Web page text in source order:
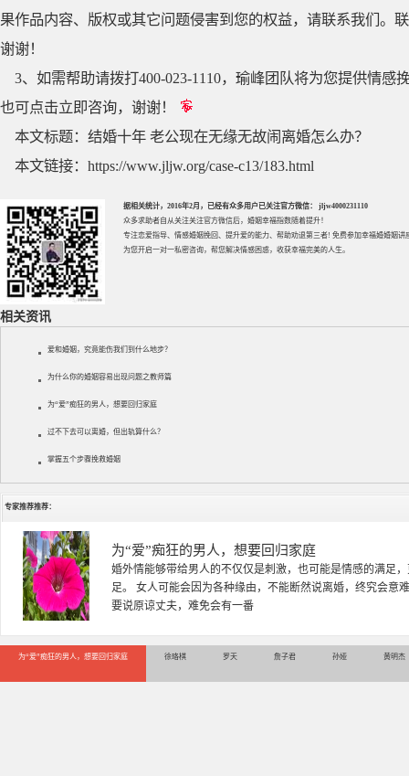
果作品内容、版权或其它问题侵害到您的权益，请联系我们。
谢谢！
3、如需帮助请拨打400-023-1110，瑜峰团队将为您提供情
也可点击立即咨询，谢谢！
本文标题： 结婚十年 老公现在无缘无故闹离婚怎么办？
本文链接： https://www.jljw.org/case-c13/183.html
据相关统计，2016年2月，已经有众多用户已关注官方微信： jljw4000231110
众多求助者自从关注关注官方微信后，婚姻幸福指数随着提升！
专注恋爱指导、 情感婚姻挽回 、提升爱的能力、帮助劝退第三者! 免费参加幸福婚婚姻讲
为您开启一对一私密咨询，帮您解决情感困惑，收获幸福完美的人生。
相关资讯
爱和婚姻，究竟能伤我们到什么地步？
为什么你的婚姻容易出现问题之教师篇
为“爱”痴狂的男人，想要回归家庭
过不下去可以离婚，但出轨算什么？
掌握五个步骤挽救婚姻
专家推荐推荐：
徐珞棋
徐珞棋，婚姻家庭咨询师，毕业于重庆师范大学心理学专业
多年，对婚姻情感分析、恋爱择偶、夫妻关系，情感挽回、
千小时，积累了丰富的咨
为“爱”痴狂的男人，想要回归家庭 徐珞棋 罗天 詹子君 孙娅 黄明杰